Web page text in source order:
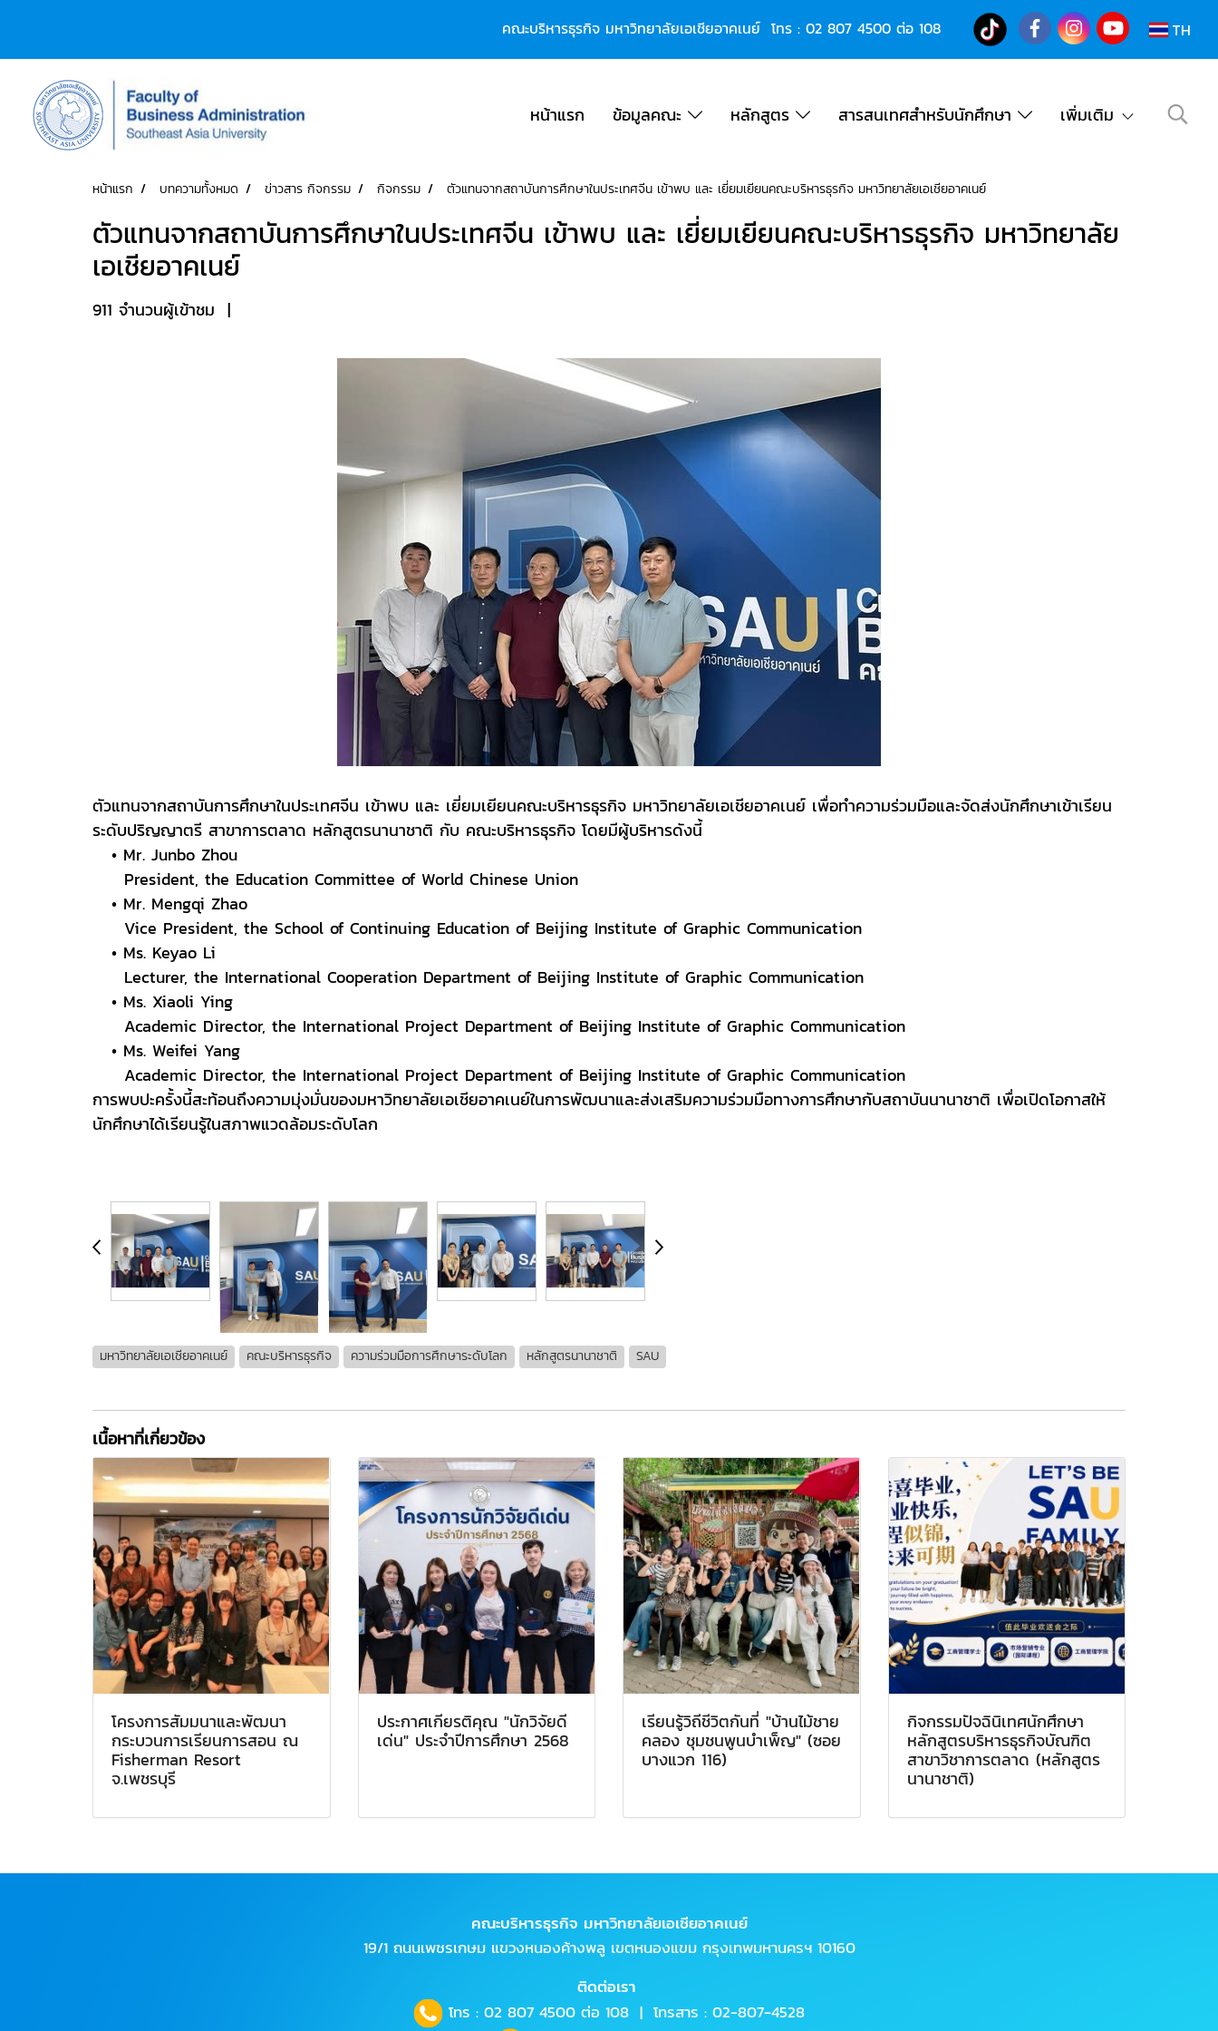
คณะบริหารธุรกิจ มหาวิทยาลัยเอเชียอาคเนย์ โทร : 02 807 4500ต่อ 108 TH
หน้าแรก ข้อมูลคณะ หลักสูตร สารสนเทศสำหรับนักศึกษา เพิ่มเติม
หน้าแรก บทความทั้งหมด ข่าวสาร กิจกรรม กิจกรรม ตัวแทนจากสถาบันการศึกษาในประเทศจีน เข้าพบ และ เยี่ยมเยียนคณะบริหารธุรกิจ มหาวิทยาลัยเอเชียอาคเนย์
ตัวแทนจากสถาบันการศึกษาในประเทศจีน เข้าพบ และ เยี่ยมเยียนคณะบริหารธุรกิจ มหาวิทยาลัย
เอเชียอาคเนย์
911 จำนวนผู้เข้าชม |
ตัวแทนจากสถาบันการศึกษาในประเทศจีน เข้าพบ และ เยี่ยมเยียนคณะบริหารธุรกิจ มหาวิทยาลัยเอเชียอาคเนย์ เพื่อทำความร่วมมือและจัดส่งนักศึกษาเข้าเรียน
ระดับปริญญาตรี สาขาการตลาด หลักสูตรนานาชาติ กับ คณะบริหารธุรกิจ โดยมีผู้บริหารดังนี้
• Mr. Junbo Zhou
President, the Education Committee of World Chinese Union
• Mr. Mengqi Zhao
Vice President, the School of Continuing Education of Beijing Institute of Graphic Communication
• Ms. Keyao Li
Lecturer, the International Cooperation Department of Beijing Institute of Graphic Communication
• Ms. Xiaoli Ying
Academic Director, the International Project Department of Beijing Institute of Graphic Communication
• Ms. Weifei Yang
Academic Director, the International Project Department of Beijing Institute of Graphic Communication
การพบปะครั้งนี้สะท้อนถึงความมุ่งมั่นของมหาวิทยาลัยเอเชียอาคเนย์ในการพัฒนาและส่งเสริมความร่วมมือทางการศึกษากับสถาบันนานาชาติ เพื่อเปิดโอกาสให้
นักศึกษาได้เรียนรู้ในสภาพแวดล้อมระดับโลก
มหาวิทยาลัยเอเชียอาคเนย์ คณะบริหารธุรกิจ ความร่วมมือการศึกษาระดับโลก หลักสูตรนานาชาติ SAU
เนื้อหาที่เกี่ยวข้อง
โครงการสัมมนาและพัฒนา
กระบวนการเรียนการสอน ณ
Fisherman Resort
จ.เพชรบุรี
ประกาศเกียรติคุณ "นักวิจัยดี
เด่น" ประจำปีการศึกษา 2568
เรียนรู้วิถีชีวิตกันที่ "บ้านไม้ชาย
คลอง ชุมชนพูนบำเพ็ญ" (ซอย
บางแวก 116)
กิจกรรมปัจฉินิเทศนักศึกษา
หลักสูตรบริหารธุรกิจบัณฑิต
สาขาวิชาการตลาด (หลักสูตร
นานาชาติ)
คณะบริหารธุรกิจ มหาวิทยาลัยเอเชียอาคเนย์
19/1 ถนนเพชรเกษม แขวงหนองค้างพลู เขตหนองแขม กรุงเทพมหานครฯ 10160
ติดต่อเรา
โทร : 02 807 4500 ต่อ 108 | โทรสาร : 02-807-4528